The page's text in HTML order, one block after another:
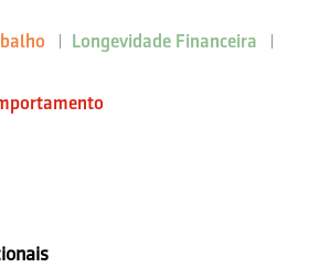
Longevidade Financeira